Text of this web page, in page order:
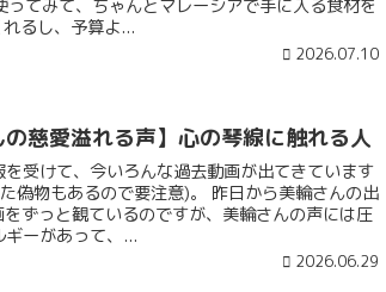
ってみて、ちゃんとマレーシアで手に入る食材を
るし、予算よ...
2026.07.10
の慈愛溢れる声】心の琴線に触れる人
受けて、今いろんな過去動画が出てきています
偽物もあるので要注意)。 昨日から美輪さんの出
ずっと観ているのですが、美輪さんの声には圧
ーがあって、...
2026.06.29